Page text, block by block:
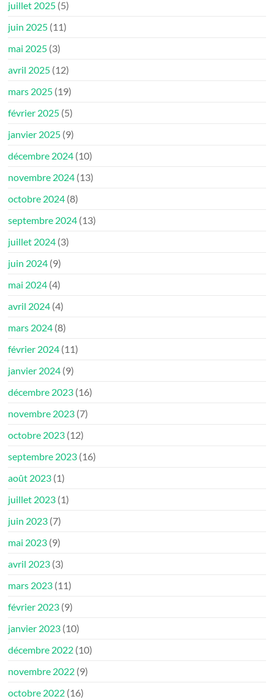
juillet 2025 (5)
juin 2025 (11)
mai 2025 (3)
avril 2025 (12)
mars 2025 (19)
février 2025 (5)
janvier 2025 (9)
décembre 2024 (10)
novembre 2024 (13)
octobre 2024 (8)
septembre 2024 (13)
juillet 2024 (3)
juin 2024 (9)
mai 2024 (4)
avril 2024 (4)
mars 2024 (8)
février 2024 (11)
janvier 2024 (9)
décembre 2023 (16)
novembre 2023 (7)
octobre 2023 (12)
septembre 2023 (16)
août 2023 (1)
juillet 2023 (1)
juin 2023 (7)
mai 2023 (9)
avril 2023 (3)
mars 2023 (11)
février 2023 (9)
janvier 2023 (10)
décembre 2022 (10)
novembre 2022 (9)
octobre 2022 (16)